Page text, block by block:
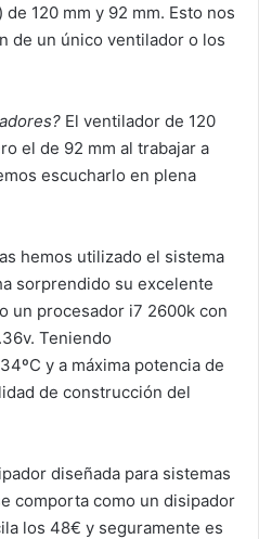
120 mm y 92 mm. Esto nos
de un único ventilador o los
El ventilador de 120
el de 92 mm al trabajar a
escucharlo en plena
hemos utilizado el sistema
sorprendido su excelente
un procesador i7 2600k con
Teniendo
y a máxima potencia de
de construcción del
diseñada para sistemas
comporta como un disipador
los 48€ y seguramente es